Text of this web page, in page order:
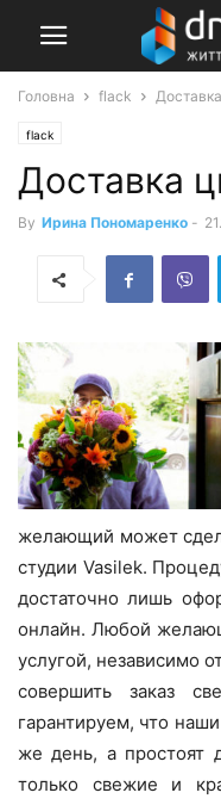
Головна flack
flack
Доставка
By Ирина Пономаренко -
желающий может
студии Vasilek.
достаточно лишь
онлайн. Любой
услугой, независимо
совершить заказ
гарантируем, что
же день, а простоят
только свежие и